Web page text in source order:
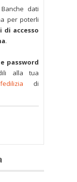
dati
per poterli
di accesso
.
password
alla tua
di